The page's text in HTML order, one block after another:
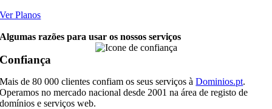
Ver Planos
Algumas razões para usar os nossos serviços
Confiança
Mais de 80 000 clientes confiam os seus serviços àDominios.pt.
Operamos no mercado nacional desde 2001 na área de registo de
domínios e serviços web.